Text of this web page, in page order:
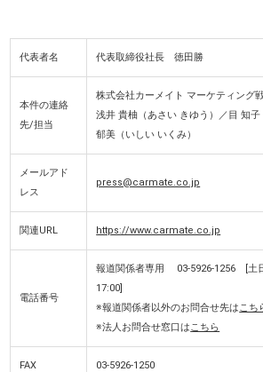
代表者名 代表取締役社長 徳田勝
本件の連絡
先/担当
株式会社カーメイト マーケティング
浅井 貴柚（あさい きゆう）／目 知
郁美（いしい いくみ）
メールアド
レス
press@carmate.co.jp
関連URL https://www.carmate.co.jp
電話番号
報道関係者専用 03-5926-1256 [土
17:00]
※報道関係者以外のお問合せ先はこち
※法人お問合せ窓口はこちら
FAX 03-5926-1250